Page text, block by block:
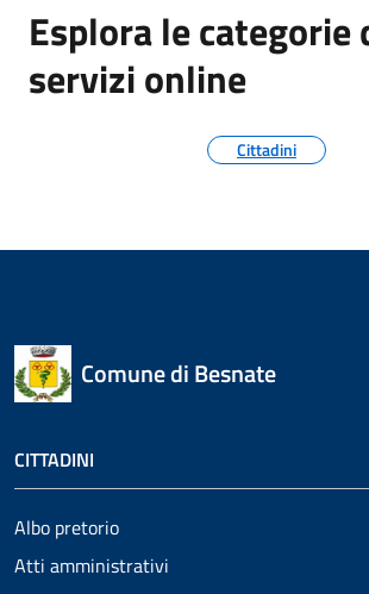
Esplora le categorie
servizi online
Cittadini
Comune di Besnate
CITTADINI
Albo pretorio
Atti amministrativi